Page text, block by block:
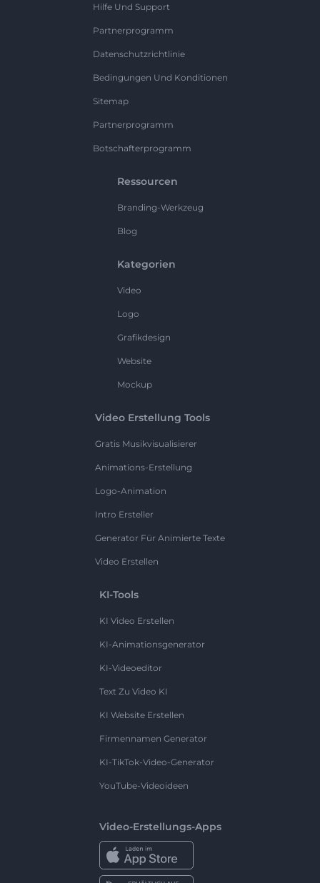
Hilfe Und Support
Partnerprogramm
Datenschutzrichtlinie
Bedingungen Und Konditionen
Sitemap
Partnerprogramm
Botschafterprogramm
Ressourcen
Branding-Werkzeug
Blog
Kategorien
Video
Logo
Grafikdesign
Website
Mockup
Video Erstellung Tools
Gratis Musikvisualisierer
Animations-Erstellung
Logo-Animation
Intro Ersteller
Generator Für Animierte Texte
Video Erstellen
KI-Tools
KI Video Erstellen
KI-Animationsgenerator
KI-Videoeditor
Text Zu Video KI
KI Website Erstellen
Firmennamen Generator
KI-TikTok-Video-Generator
YouTube-Videoideen
Video-Erstellungs-Apps